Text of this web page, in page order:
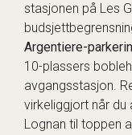
stasjonen på Les
Argentiere-
10-plassers
avgangsstasjon.
virkeliggjort når du
Lognan til toppen